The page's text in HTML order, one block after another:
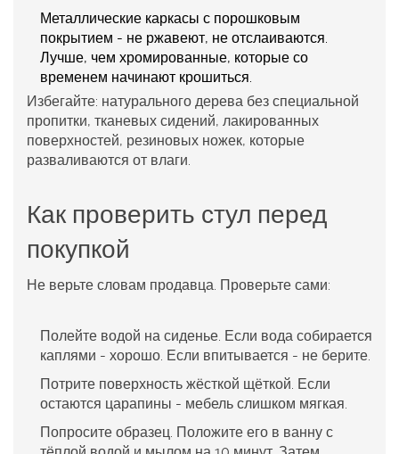
Металлические каркасы с порошковым
покрытием - не ржавеют, не отслаиваются.
Лучше, чем хромированные, которые со
временем начинают крошиться.
Избегайте: натурального дерева без специальной
пропитки, тканевых сидений, лакированных
поверхностей, резиновых ножек, которые
разваливаются от влаги.
Как проверить стул перед
покупкой
Не верьте словам продавца. Проверьте сами:
Полейте водой на сиденье. Если вода собирается
каплями - хорошо. Если впитывается - не берите.
Потрите поверхность жёсткой щёткой. Если
остаются царапины - мебель слишком мягкая.
Попросите образец. Положите его в ванну с